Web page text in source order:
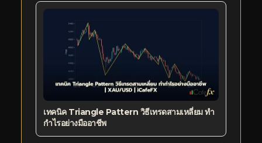
เทคนิค Triangle Pattern วิธีเทรดสามเหลี่ยม ทำ
กำไรอย่างมืออาชีพ